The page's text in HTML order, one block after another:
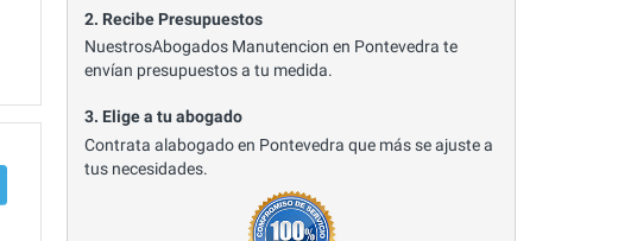
2. Recibe Presupuestos
NuestrosAbogados Manutencion en Pontevedra te
envían presupuestos a tu medida.
3. Elige a tu abogado
Contrata alabogado en Pontevedra que más se ajuste a
tus necesidades.